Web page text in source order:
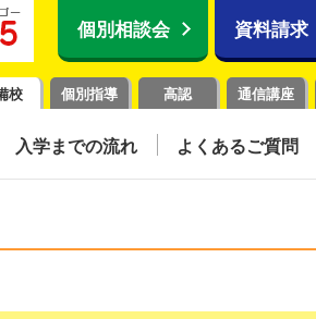
個別相談会 資料請求
校 個別指導 高認 通信講座
入学までの流れ よくあるご質問